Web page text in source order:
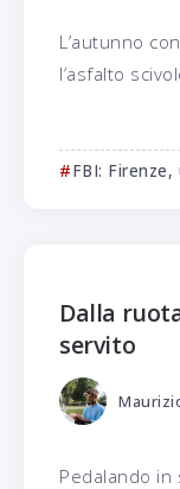
L’autunno
l’asfalto
FBI:
Dalla
servito
Pedalando